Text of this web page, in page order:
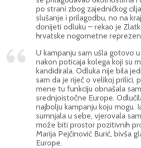
po strani zbog zajedničkog
slušanje i prilagodbu, no na
donijeti odluku – rekao je
hrvatske nogometne
U kampanju sam ušla gotovo
nakon poticaja kolega koji su
kandidirala. Odluka nije bila
sam da je riječ o velikoj prilici,
mene tu funkciju obnašala
srednjoistočne Europe.
najbolju kampanju koju mogu.
sumnjala u sebe, vjerovala
može biti prostor pozitivnih
Marija Pejčinović Burić, bivša
Europe.